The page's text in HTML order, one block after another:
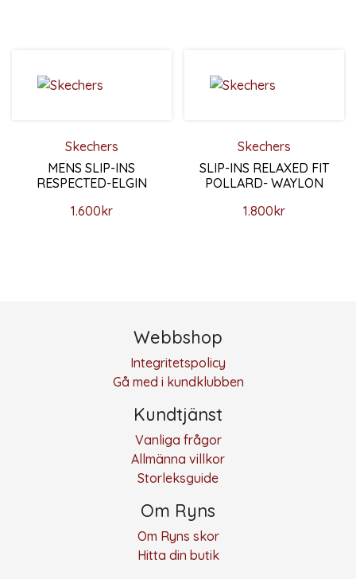
Skechers
MENS SLIP-INS
RESPECTED-ELGIN
1.600kr
Skechers
SLIP-INS RELAXED FIT
POLLARD- WAYLON
1.800kr
Webbshop
Integritetspolicy
Gå med i kundklubben
Kundtjänst
Vanliga frågor
Allmänna villkor
Storleksguide
Om Ryns
Om Ryns skor
Hitta din butik